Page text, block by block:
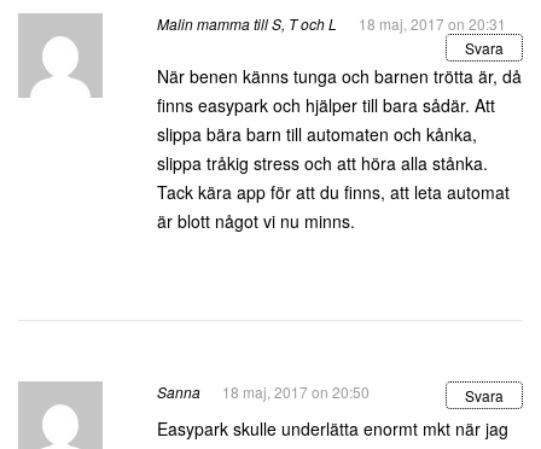
Malin mamma till S, T och L
18 maj, 2017 on 20:31
Svara
När benen känns tunga och barnen trötta är, då
finns easypark och hjälper till bara sådär. Att
slippa bära barn till automaten och kånka,
slippa tråkig stress och att höra alla stånka.
Tack kära app för att du finns, att leta automat
är blott något vi nu minns.
Sanna 18 maj, 2017 on 20:50 Svara
Easypark skulle underlätta enormt mkt när jag